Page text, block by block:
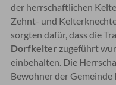
der herrschaftlichen
Zehnt- und
sorgten dafür, dass die
Dorfkelter zugeführt
einbehalten. Die
Bewohner der